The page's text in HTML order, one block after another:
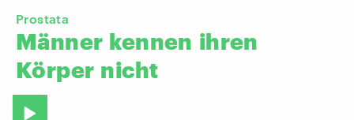
Prostata
Männer kennen ihren
Körper nicht